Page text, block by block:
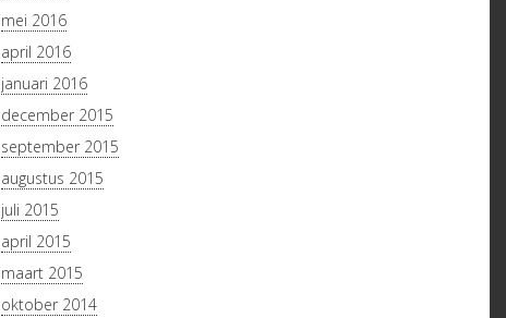
mei 2016
april 2016
januari 2016
december 2015
september 2015
augustus 2015
juli 2015
april 2015
maart 2015
oktober 2014